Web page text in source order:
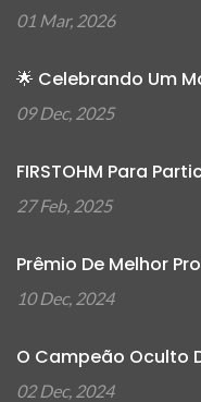
01 Mar, 2026
🌟 Celebrando Um
09 Dec, 2025
FIRSTOHM Para
27 Feb, 2025
Prêmio De Melhor
10 Dec, 2024
O Campeão Oculto
02 Dec, 2024